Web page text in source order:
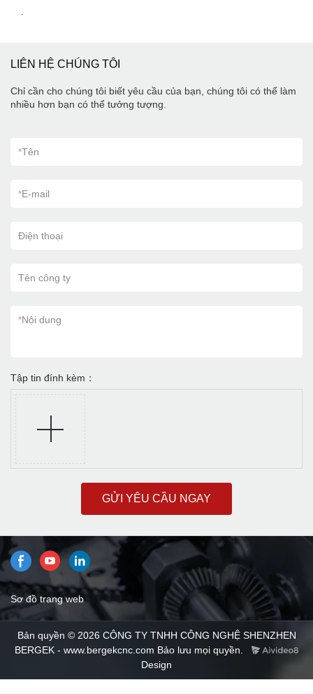
LIÊN HỆ CHÚNG TÔI
Chỉ cần cho chúng tôi biết yêu cầu của bạn, chúng tôi có thể làm
nhiều hơn bạn có thể tưởng tượng.
*Tên
*E-mail
Điện thoại
Tên công ty
*Nội dung
Tập tin đính kèm：
GỬI YÊU CẦU NGAY
Sơ đồ trang web
Bản quyền © 2026 CÔNG TY TNHH CÔNG NGHỆ SHENZHEN
BERGEK - www.bergekcnc.com Bảo lưu mọi quyền.
Design